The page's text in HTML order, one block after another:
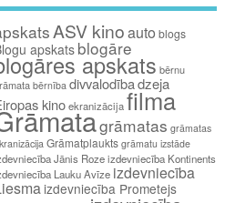
ASV kinoauto blogs
apskats blogāre
apskats bērnu
bērnība divvalodībadzeja
kinoekranizācijafilma
grāmatas grāmatas
Grāmatplaukts grāmatu izstāde
Jānis Rozeizdevniecība Kontinents
Lauku Avīze izdevniecība
izdevniecība Prometejs